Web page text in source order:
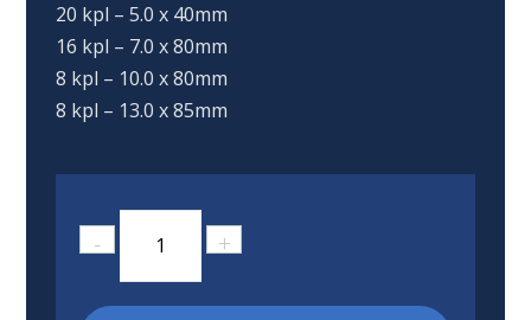
20 kpl – 5.0 x 40mm
16 kpl – 7.0 x 80mm
8 kpl – 10.0 x 80mm
8 kpl – 13.0 x 85mm
-
Täyttöpakkaus
kutistesukkalajitelma
+